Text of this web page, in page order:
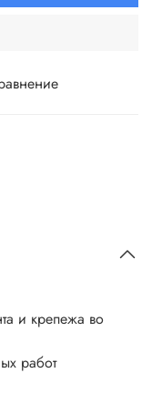
и крепежа во
работ